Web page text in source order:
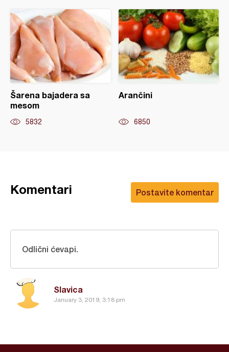
Šarena bajadera sa
mesom
5832
Arančini
6850
Postavite komentar
Komentari
Slavica
January 3, 2019, 3:18 pm
Odlični ćevapi.